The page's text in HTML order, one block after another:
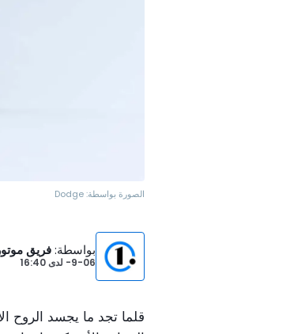
الصورة بواسطة:Dodge
بواسطة:فريق
9-06- لدى
قلما تجد ما يجسد الروح